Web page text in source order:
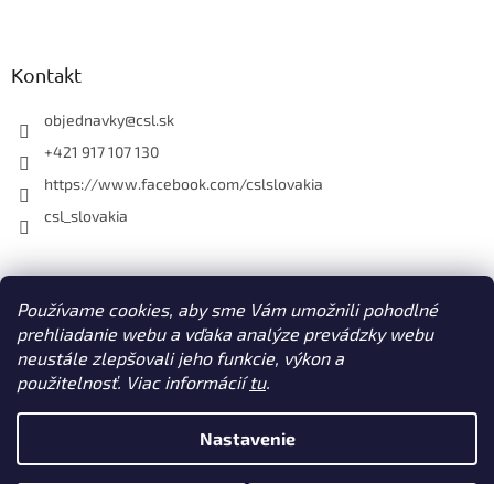
Používame cookies, aby sme Vám umožnili pohodlné
prehliadanie webu a vďaka analýze prevádzky webu
neustále zlepšovali jeho funkcie, výkon a
použitelnosť. Viac informáciítu.
Nastavenie
Kontakt
objednavky@csl.sk
+421 917 107 130
https://www.facebook.com/cslslovakia
csl_slovakia
Facebook